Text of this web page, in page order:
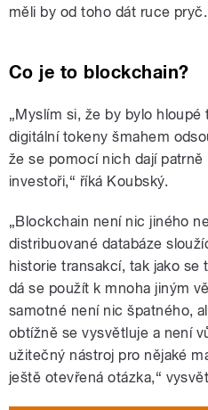
měli by od toho dát ruce pryč.
Co je to blockchain?
„Myslím si, že by bylo
digitální tokeny šmahem
že se pomocí nich dají
investoři,“ říká Koubský.
„Blockchain není nic jiného
distribuované databáze
historie transakcí, tak jako se
dá se použít k mnoha jiným
samotné není nic špatného,
obtížně se vysvětluje a není
užitečný nástroj pro nějaké
ještě otevřená otázka,“